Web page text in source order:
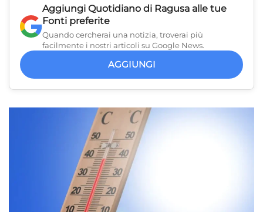
Aggiungi Quotidiano di Ragusa alle tue
Fonti preferite
Quando cercherai una notizia, troverai più
facilmente i nostri articoli su Google News.
AGGIUNGI